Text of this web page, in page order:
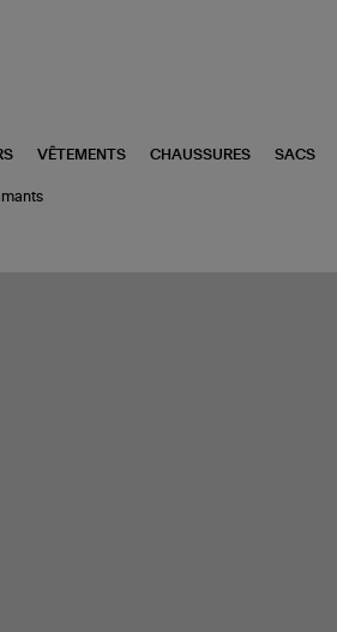
VÊTEMENTS CHAUSSURES SACS